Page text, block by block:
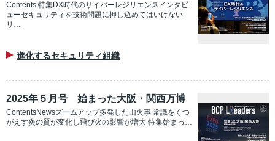
Contents 特集DX時代のサイバーレジリエンスインタビ
ューセキュリティを技術問題に押し込めてはいけない
リ…
進化するセキュリティ組織
2025年５月号 始まった大阪・関西万博
ContentsNewsズームアップ多発した山火事 常識をくつ
がえす炎の質が変化し飛び火の影響が増大 特集始まっ…